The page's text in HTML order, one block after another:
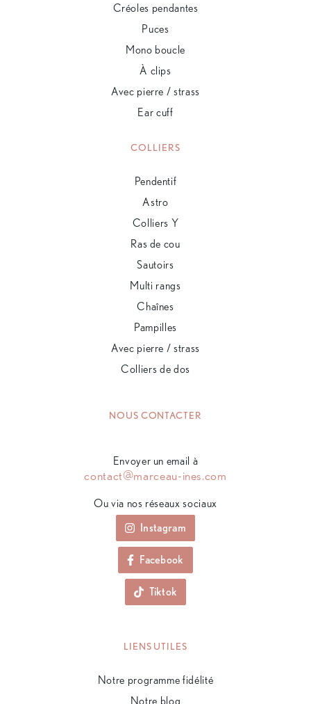
Créoles pendantes
Puces
Mono boucle
À clips
Avec pierre / strass
Ear cuff
COLLIERS
Pendentif
Astro
Colliers Y
Ras de cou
Sautoirs
Multi rangs
Chaînes
Pampilles
Avec pierre / strass
Colliers de dos
NOUS CONTACTER
Envoyer un email à
contact@marceau-ines.com
Ou via nos réseaux sociaux
Instagram
Facebook
Tiktok
LIENS UTILES
Notre programme fidélité
Notre blog